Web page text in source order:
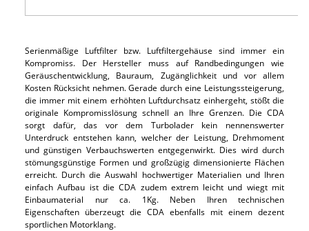
Serienmäßige Luftfilter bzw. Luftfiltergehäuse sind immer ein
Kompromiss. Der Hersteller muss auf Randbedingungen wie
Geräuschentwicklung, Bauraum, Zugänglichkeit und vor allem
Kosten Rücksicht nehmen. Gerade durch eine Leistungssteigerung,
die immer mit einem erhöhten Luftdurchsatz einhergeht, stößt die
originale Kompromisslösung schnell an Ihre Grenzen. Die CDA
sorgt dafür, das vor dem Turbolader kein nennenswerter
Unterdruck entstehen kann, welcher der Leistung, Drehmoment
und günstigen Verbauchswerten entgegenwirkt. Dies wird durch
stömungsgünstige Formen und großzügig dimensionierte Flächen
erreicht. Durch die Auswahl hochwertiger Materialien und Ihren
einfach Aufbau ist die CDA zudem extrem leicht und wiegt mit
Einbaumaterial nur ca. 1Kg. Neben Ihren technischen
Eigenschaften überzeugt die CDA ebenfalls mit einem dezent
sportlichen Motorklang.